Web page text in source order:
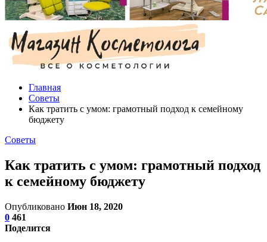
Главная
Советы
Как тратить с умом: грамотный подход к семейному
бюджету
Советы
Как тратить с умом: грамотный подход
к семейному бюджету
Опубликовано Июн 18, 2020
0 461
Поделится